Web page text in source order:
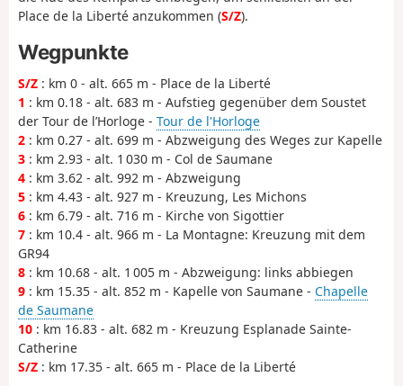
Place de la Liberté anzukommen (S/Z).
Wegpunkte
S/Z : km 0 - alt. 665 m - Place de la Liberté
1 : km 0.18 - alt. 683 m - Aufstieg gegenüber dem Soustet
der Tour de l’Horloge - Tour de l'Horloge
2 : km 0.27 - alt. 699 m - Abzweigung des Weges zur Kapelle
3 : km 2.93 - alt. 1 030 m - Col de Saumane
4 : km 3.62 - alt. 992 m - Abzweigung
5 : km 4.43 - alt. 927 m - Kreuzung, Les Michons
6 : km 6.79 - alt. 716 m - Kirche von Sigottier
7 : km 10.4 - alt. 966 m - La Montagne: Kreuzung mit dem
GR94
8 : km 10.68 - alt. 1 005 m - Abzweigung: links abbiegen
9 : km 15.35 - alt. 852 m - Kapelle von Saumane - Chapelle
de Saumane
10 : km 16.83 - alt. 682 m - Kreuzung Esplanade Sainte-
Catherine
S/Z : km 17.35 - alt. 665 m - Place de la Liberté